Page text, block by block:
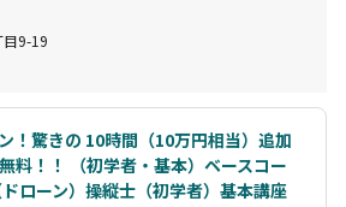
9-19
！驚きの 10時間（10万円相当）追加
料！！ （初学者・基本）ベースコー
ローン）操縦士（初学者）基本講座